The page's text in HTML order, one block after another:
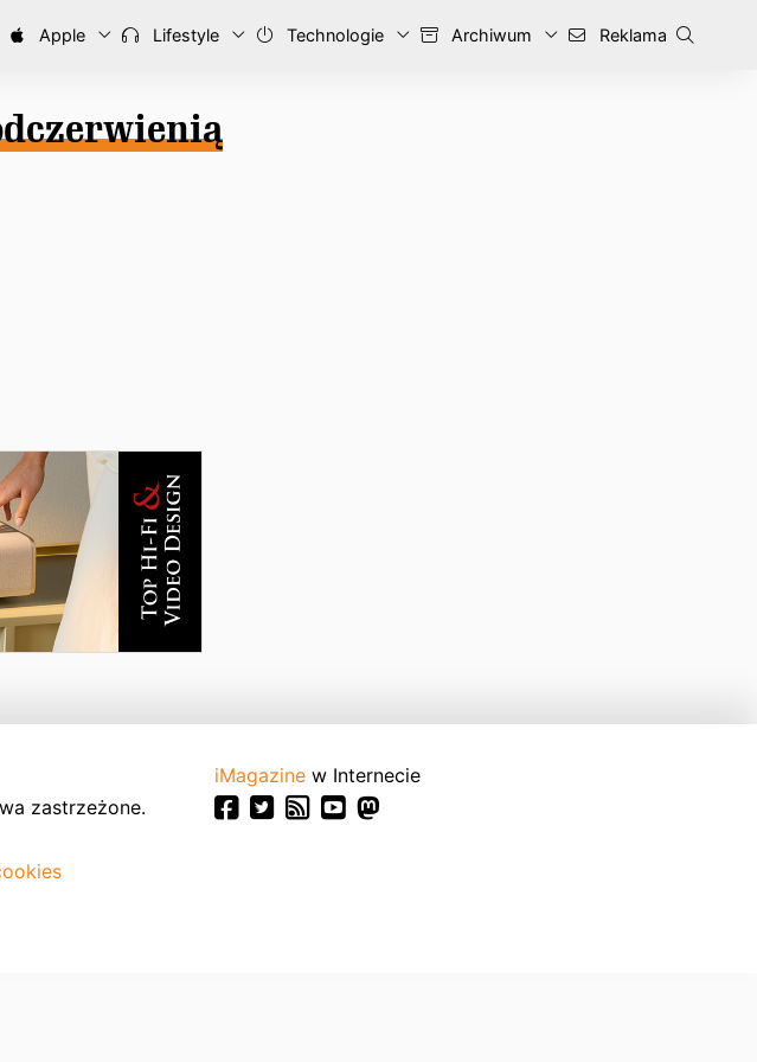
Apple Lifestyle Technologie Archiwum Reklama
zastrzeżone.
iMagazine w Internecie